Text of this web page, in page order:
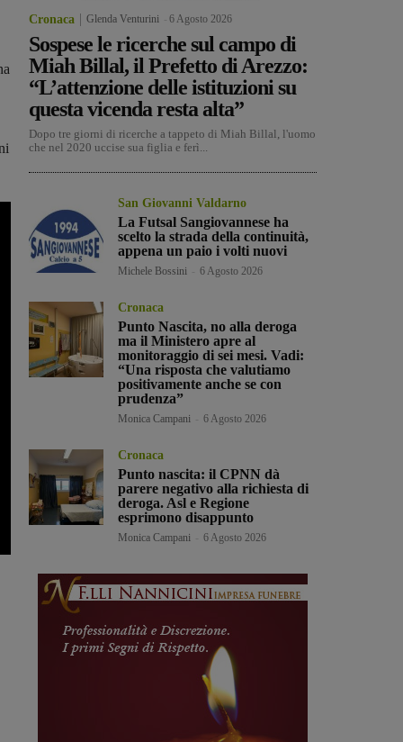
Cronaca Glenda Venturini 6 Agosto 2026
Sospese le ricerche sul campo di
Miah Billal, il Prefetto di Arezzo:
“L’attenzione delle istituzioni su
questa vicenda resta alta”
Dopo tre giorni di ricerche a tappeto di Miah Billal, l'uomo
che nel 2020 uccise sua figlia e ferì...
San Giovanni Valdarno
La Futsal Sangiovannese ha
scelto la strada della continuità,
appena un paio i volti nuovi
Michele Bossini 6 Agosto 2026
Cronaca
Punto Nascita, no alla deroga
ma il Ministero apre al
monitoraggio di sei mesi. Vadi:
“Una risposta che valutiamo
positivamente anche se con
prudenza”
Monica Campani 6 Agosto 2026
Cronaca
Punto nascita: il CPNN dà
parere negativo alla richiesta di
deroga. Asl e Regione
esprimono disappunto
Monica Campani 6 Agosto 2026